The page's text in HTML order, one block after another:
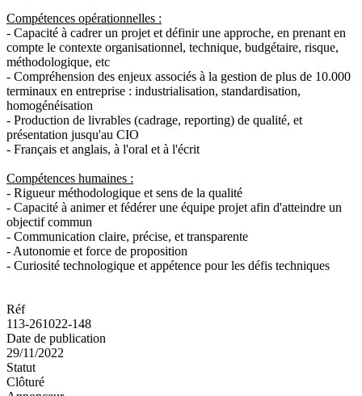
Compétences opérationnelles :
- Capacité à cadrer un projet et définir une approche, en prenant en
compte le contexte organisationnel, technique, budgétaire, risque,
méthodologique, etc
- Compréhension des enjeux associés à la gestion de plus de 10.000
terminaux en entreprise : industrialisation, standardisation,
homogénéisation
- Production de livrables (cadrage, reporting) de qualité, et
présentation jusqu'au CIO
- Français et anglais, à l'oral et à l'écrit
Compétences humaines :
- Rigueur méthodologique et sens de la qualité
- Capacité à animer et fédérer une équipe projet afin d'atteindre un
objectif commun
- Communication claire, précise, et transparente
- Autonomie et force de proposition
- Curiosité technologique et appétence pour les défis techniques
Réf
113-261022-148
Date de publication
29/11/2022
Statut
Clôturé